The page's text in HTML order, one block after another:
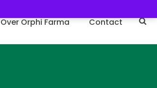
Over Orphi Farma Contact